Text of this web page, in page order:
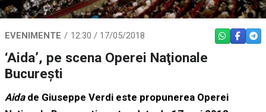
EVENIMENTE 12:30 / 17/05/2018 WHATSAPP
‘Aida’, pe scena Operei Naţionale
Bucureşti
Aidade Giuseppe Verdi este propunerea Operei